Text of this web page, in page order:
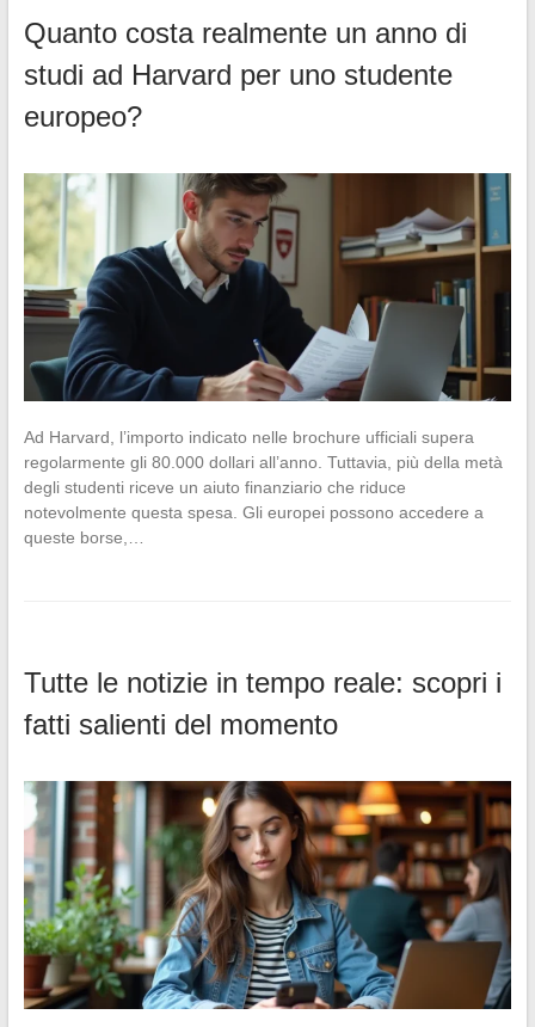
Quanto costa realmente un anno di
studi ad Harvard per uno studente
europeo?
Ad Harvard, l’importo indicato nelle brochure ufficiali supera
regolarmente gli 80.000 dollari all’anno. Tuttavia, più della metà
degli studenti riceve un aiuto finanziario che riduce
notevolmente questa spesa. Gli europei possono accedere a
queste borse,…
Tutte le notizie in tempo reale: scopri i
fatti salienti del momento